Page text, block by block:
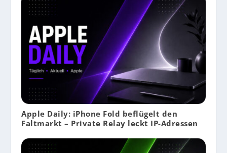
Apple Daily: iPhone Fold beflügelt den
Faltmarkt – Private Relay leckt IP-Adressen